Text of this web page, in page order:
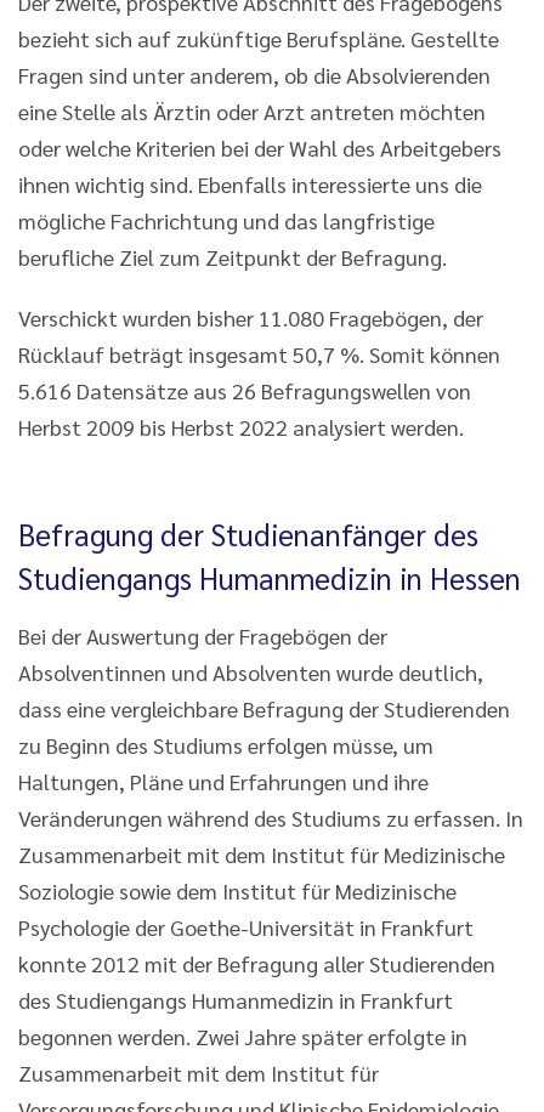
bezieht sich auf zukünftige Berufspläne. Gestellte
Fragen sind unter anderem, ob die Absolvierenden
eine Stelle als Ärztin oder Arzt antreten möchten
oder welche Kriterien bei der Wahl des Arbeitgebers
ihnen wichtig sind. Ebenfalls interessierte uns die
mögliche Fachrichtung und das langfristige
berufliche Ziel zum Zeitpunkt der Befragung.
Verschickt wurden bisher 11.080 Fragebögen, der
Rücklauf beträgt insgesamt 50,7 %. Somit können
5.616 Datensätze aus 26 Befragungswellen von
Herbst 2009 bis Herbst 2022 analysiert werden.
Befragung der Studienanfänger des
Studiengangs Humanmedizin in Hessen
Bei der Auswertung der Fragebögen der
Absolventinnen und Absolventen wurde deutlich,
dass eine vergleichbare Befragung der Studierenden
zu Beginn des Studiums erfolgen müsse, um
Haltungen, Pläne und Erfahrungen und ihre
Veränderungen während des Studiums zu erfassen. In
Zusammenarbeit mit dem Institut für Medizinische
Soziologie sowie dem Institut für Medizinische
Psychologie der Goethe-Universität in Frankfurt
konnte 2012 mit der Befragung aller Studierenden
des Studiengangs Humanmedizin in Frankfurt
begonnen werden. Zwei Jahre später erfolgte in
Zusammenarbeit mit dem Institut für